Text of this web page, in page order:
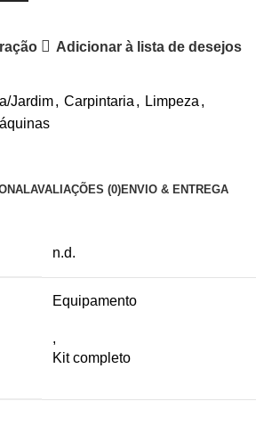
Adicionar à lista de desejos
Jardim, Carpintaria , Limpeza ,
AVALIAÇÕES (0)ENVIO & ENTREGA
n.d.
Equipamento
,
Kit completo